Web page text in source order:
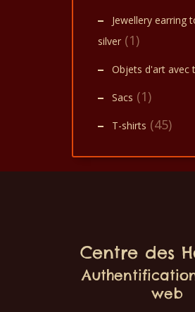
Jewellery earring
silver (1)
Objets d'art avec
Sacs (1)
T-shirts (45)
Centre des
web